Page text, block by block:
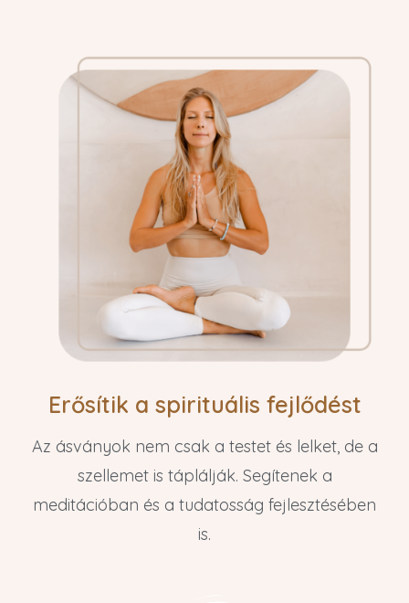
Erősítik a spirituális fejlődést
Az ásványok nem csak a testet és lelket, de a
szellemet is táplálják. Segítenek a
meditációban és a tudatosság fejlesztésében
is.